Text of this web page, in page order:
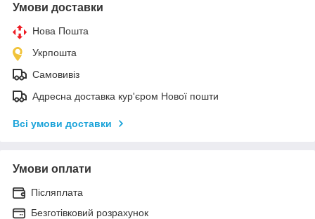
Умови доставки
Нова Пошта
Укрпошта
Самовивіз
Адресна доставка кур'єром Нової пошти
Всі умови доставки
Умови оплати
Післяплата
Безготівковий розрахунок